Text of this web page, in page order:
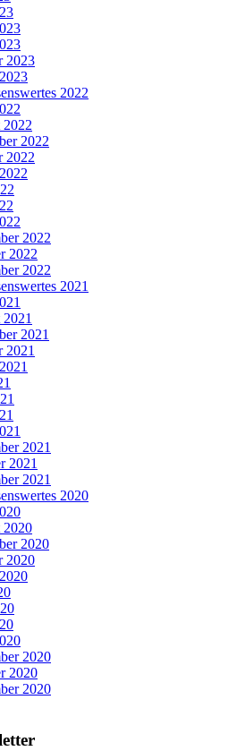
2023
2022
2022
2022
2022
2022
2022
2022
2021
2021
2021
2021
2021
2021
2020
2020
2020
2020
2020
2020
2020